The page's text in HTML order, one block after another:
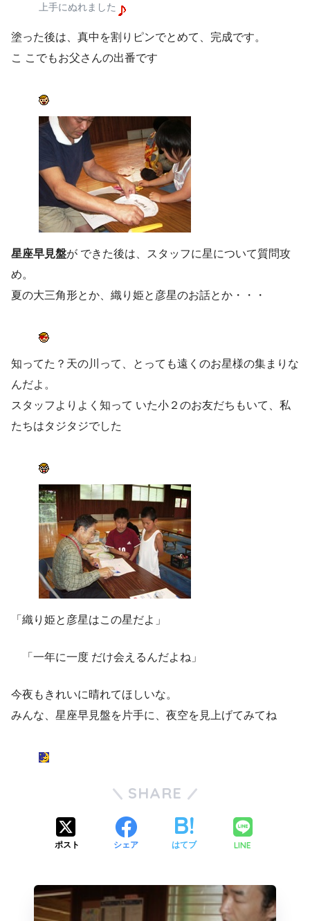
上手にぬれました
塗った後は、真中を割りピンでとめて、完成です。
こ こでもお父さんの出番です
星座早見盤が できた後は、スタッフに星について質問攻
め。
夏の大三角形とか、織り姫と彦星のお話とか・・・
知ってた？天の川って、とっても遠くのお星様の集まりな
んだよ。
スタッフよりよく知って いた小２のお友だちもいて、私
たちはタジタジでした
「織り姫と彦星はこの星だよ」
「一年に一度 だけ会えるんだよね」
今夜もきれいに晴れてほしいな。
みんな、星座早見盤を片手に、夜空を見上げてみてね
SHARE
ポスト シェア はてブ LINE